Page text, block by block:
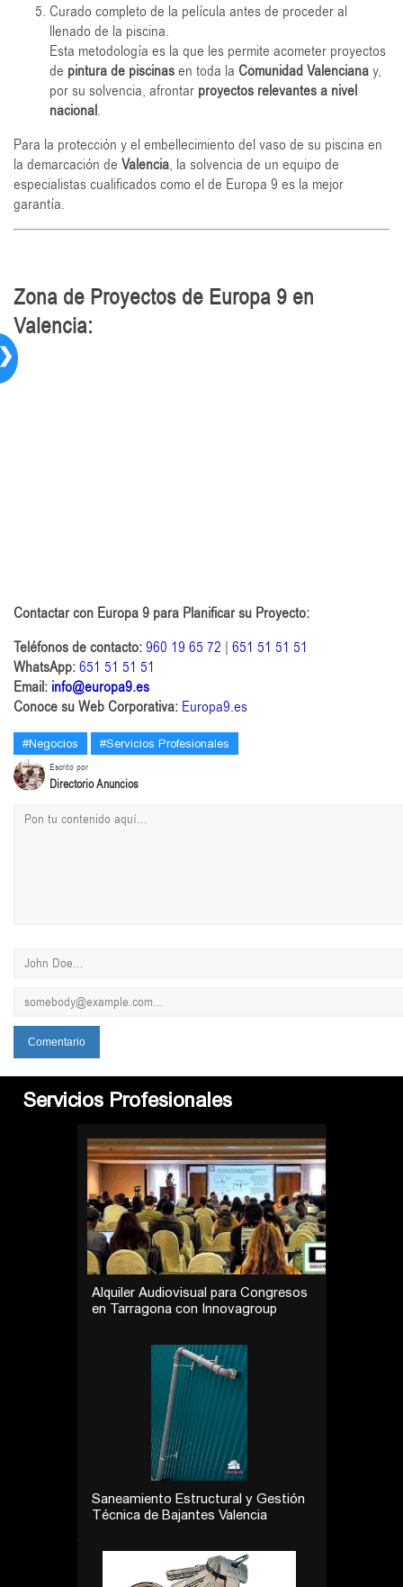
Curado completo de la película antes de proceder al
llenado de la piscina.
Esta metodología es la que les permite acometer proyectos
de pintura de piscinasen toda la Comunidad Valencianay,
por su solvencia, afrontar proyectos relevantes a nivel
nacional.
Para la protección y el embellecimiento del vaso de su piscina en
la demarcación de Valencia, la solvencia de un equipo de
especialistas cualificados como el de Europa 9 es la mejor
garantía.
Zona de Proyectos de Europa 9 en
Valencia:
Contactar con Europa 9 para Planificar su Proyecto:
Teléfonos de contacto:960 19 65 72 | 651 51 51 51
WhatsApp:651 51 51 51
Email: info@europa9.es
Conoce su Web Corporativa: Europa9.es
#Negocios #Servicios Profesionales
Escrito por
Directorio Anuncios
Servicios Profesionales
Alquiler Audiovisual para Congresos
en Tarragona con Innovagroup
Saneamiento Estructural y Gestión
Técnica de Bajantes Valencia